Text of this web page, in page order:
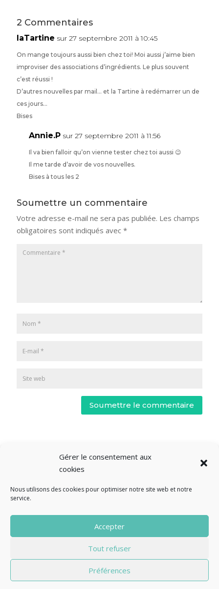
Gérer le consentement aux
cookies
Nous utilisons des cookies pour optimiser notre site web et notre
service.
Accepter
Tout refuser
Préférences
2 Commentaires
laTartine sur 27 septembre 2011 à 10:45
On mange toujours aussi bien chez toi! Moi aussi j’aime bien
improviser des associations d’ingrédients. Le plus souvent
c’est réussi !
D’autres nouvelles par mail… et la Tartine à redémarrer un de
ces jours…
Bises
Annie.P sur 27 septembre 2011 à 11:56
Il va bien falloir qu’on vienne tester chez toi aussi 😉
Il me tarde d’avoir de vos nouvelles.
Bises à tous les 2
Soumettre un commentaire
Votre adresse e-mail ne sera pas publiée. Les champs
obligatoires sont indiqués avec *
Soumettre le commentaire
Mentions légales
Politique de confidentialité
Contact